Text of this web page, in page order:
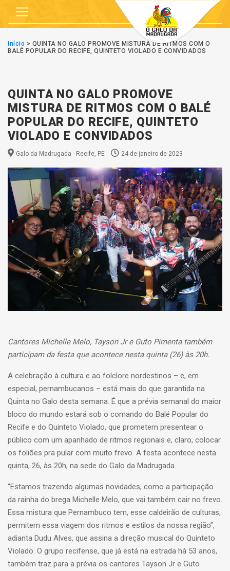
Início > QUINTA NO GALO PROMOVE MISTURA DE RITMOS COM O
BALÉ POPULAR DO RECIFE, QUINTETO VIOLADO E CONVIDADOS
QUINTA NO GALO PROMOVE
MISTURA DE RITMOS COM O BALÉ
POPULAR DO RECIFE, QUINTETO
VIOLADO E CONVIDADOS
Galo da Madrugada - Recife, PE 24 de janeiro de 2023
Cantores Michelle Melo, Tayson Jr e Guto Pimenta também
participam da festa que acontece nesta quinta (26) às 20h.
A celebração à cultura e ao folclore nordestinos – e, em
especial, pernambucanos – está mais do que garantida na
Quinta no Galo desta semana. É que a prévia semanal do maior
bloco do mundo estará sob o comando do Balé Popular do
Recife e do Quinteto Violado, que prometem presentear o
público com um apanhado de ritmos regionais e, claro, colocar
os foliões pra pular com muito frevo. A festa acontece nesta
quinta, 26, às 20h, na sede do Galo da Madrugada.
“Estamos trazendo algumas novidades, como a participação
da rainha do brega Michelle Melo, que vai também cair no frevo.
Essa mistura que Pernambuco tem, esse caldeirão de culturas,
permitem essa viagem dos ritmos e estilos da nossa região”,
adianta Dudu Alves, que assina a direção musical do Quinteto
Violado. O grupo recifense, que já está na estrada há 53 anos,
também traz para a prévia os cantores Tayson Jr e Guto